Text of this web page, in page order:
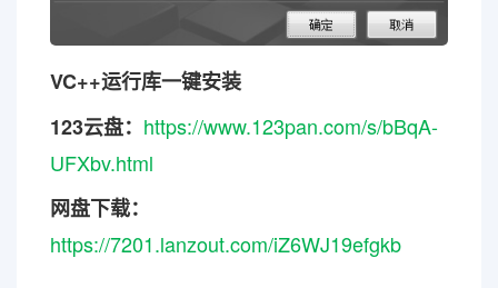
VC++运行库一键安装
123云盘： https://www.123pan.com/s/bBqA-
UFXbv.html
网盘下载：
https://7201.lanzout.com/iZ6WJ19efgkb